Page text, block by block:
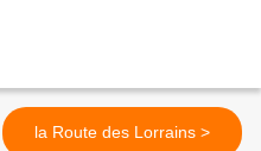
la Route des Lorrains >